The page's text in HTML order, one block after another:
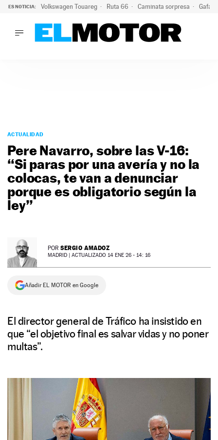
ES NOTICIA: Volkswagen Touareg Ruta 66 Caminata sorpresa Gafas
PODCAST
MOTOS
TECNOLOGÍA
SUPERCOCHES
PREMIOS
SERVICIOS
SÍGUENOS
ACTUALIDAD
Pere Navarro, sobre las V-16:
“Si paras por una avería y no la
colocas, te van a denunciar
porque es obligatorio según la
ley”
POR SERGIO AMADOZ
MADRID | ACTUALIZADO 14 ENE 26 - 14: 16
Añadir EL MOTOR en Google
El director general de Tráfico ha insistido en
que “el objetivo final es salvar vidas y no poner
multas”.